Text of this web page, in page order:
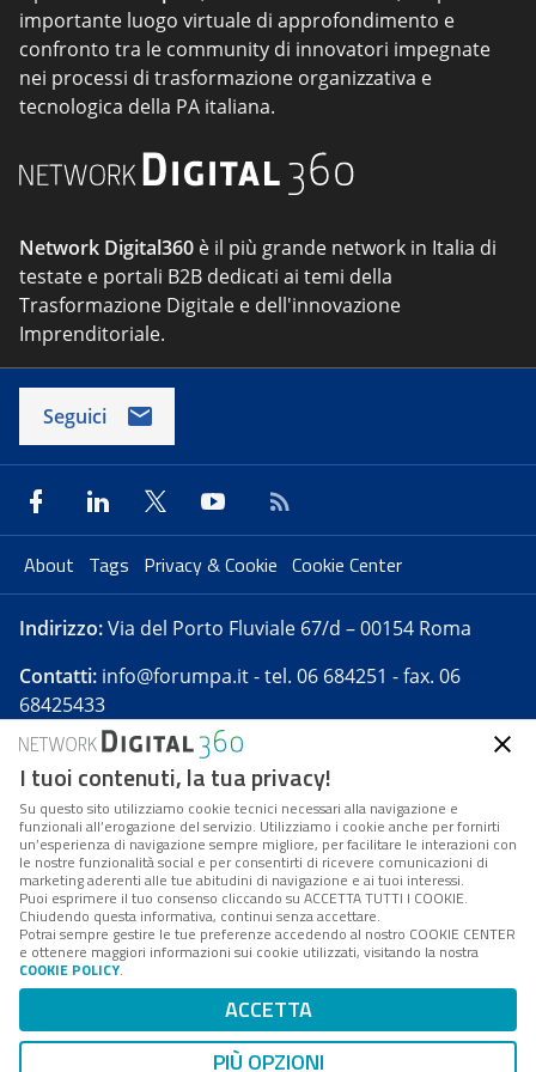
importante luogo virtuale di approfondimento e
confronto tra le community di innovatori impegnate
nei processi di trasformazione organizzativa e
tecnologica della PA italiana.
Network Digital360 è il più grande network in Italia di
testate e portali B2B dedicati ai temi della
Trasformazione Digitale e dell'innovazione
Imprenditoriale.
Seguici
About Tags Privacy & Cookie Cookie Center
Indirizzo:Via del Porto Fluviale 67/d – 00154 Roma
Contatti: info@forumpa.it- tel. 06 684251 - fax. 06
68425433
Forumpa.itè una pubblicazione telematica iscritta
presso Registro della stampa del Tribunale di Roma -
Reg. n. 182 del 2 maggio 2008 - Direttore resp. Michela
Stentella
FPA s.r.l. è società soggetta a Direzione e
Coordinamento da parte di Digital360 S.p.A. - FPA s.r.l.
è un'azienda certificata per il sistema di management
Codice Fiscale/Partita IVA n. 10693191008 - R.E.A. Roma
n. 1249791. ISP AWS
Mappa del sito
I tuoi contenuti, la tua privacy!
Su questo sito utilizziamo cookie tecnici necessari alla navigazione e
funzionali all’erogazione del servizio. Utilizziamo i cookie anche per fornirti
un’esperienza di navigazione sempre migliore, per facilitare le interazioni con
le nostre funzionalità social e per consentirti di ricevere comunicazioni di
marketing aderenti alle tue abitudini di navigazione e ai tuoi interessi.
Puoi esprimere il tuo consenso cliccando su ACCETTA TUTTI I COOKIE.
Chiudendo questa informativa, continui senza accettare.
Potrai sempre gestire le tue preferenze accedendo al nostro COOKIE CENTER
e ottenere maggiori informazioni sui cookie utilizzati, visitando la nostra
COOKIE POLICY.
ACCETTA
PIÙ OPZIONI